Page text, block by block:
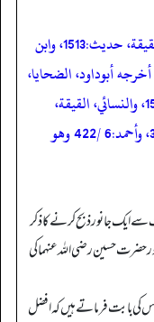
«أخرجه الترمذي، الأضاحي، باب ما جاء في العقيقة، حديث:1513، وابن
أم كرز: أخرجه أبوداود، الضحايا،
حديث:2834، والترمذي، الأضاحي، حديث:1516، والنسائي، القيقة،
حديث:4221، وابن ماجه، الذبائح، حديث:3162، وأحمد:6 /422 وهو
ایک جانور ذبح کرنے کا ذکر
حسین رضی اللہ عنہما کی
کی بابت فرماتے ہیں کہ افضل